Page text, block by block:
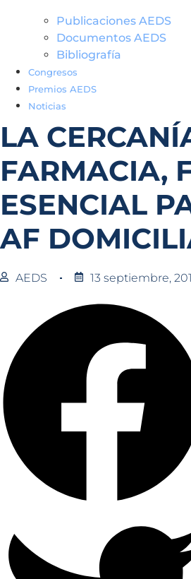
Publicaciones AEDS
Documentos AEDS
Bibliografía
Congresos
Premios AEDS
Noticias
LA
FARMACIA,
ESENCIAL
AF
AEDS 13 septiembre,